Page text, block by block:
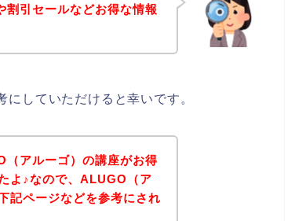
引セールなどお得な情報
していただけると幸いです。
（アルーゴ）の講座がお得
よ♪なので、ALUGO（ア
記ページなどを参考にされ